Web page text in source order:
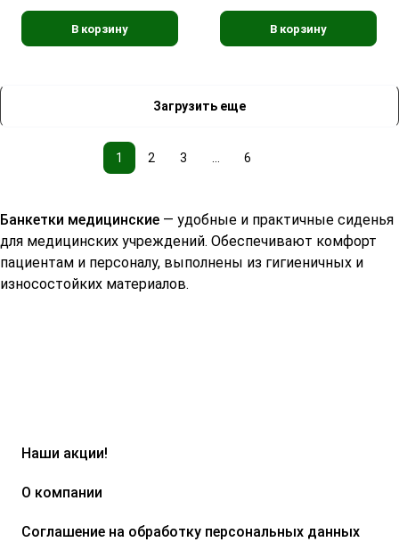
В корзину В корзину
Загрузить еще
1 2 3 ... 6
Банкетки медицинские — удобные и практичные сиденья
для медицинских учреждений. Обеспечивают комфорт
пациентам и персоналу, выполнены из гигиеничных и
износостойких материалов.
Наши акции!
О компании
Соглашение на обработку персональных данных